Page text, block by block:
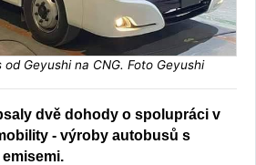
Geyushi na CNG. Foto Geyushi
dvě dohody o spolupráci v
- výroby autobusů s